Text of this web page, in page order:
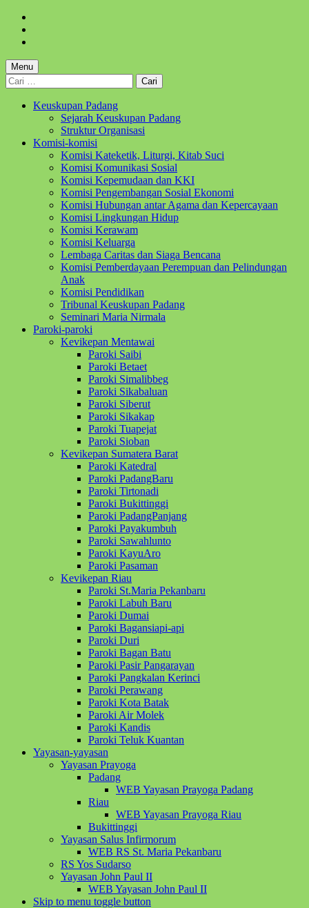
content
footer
Menu
Cari
untuk:
Keuskupan Padang
Sejarah Keuskupan Padang
Struktur Organisasi
Komisi-komisi
Komisi Kateketik, Liturgi, Kitab Suci
Komisi Komunikasi Sosial
Komisi Kepemudaan dan KKI
Komisi Pengembangan Sosial Ekonomi
Komisi Hubungan antar Agama dan Kepercayaan
Komisi Lingkungan Hidup
Komisi Kerawam
Komisi Keluarga
Lembaga Caritas dan Siaga Bencana
Komisi Pemberdayaan Perempuan dan Pelindungan
Anak
Komisi Pendidikan
Tribunal Keuskupan Padang
Seminari Maria Nirmala
Paroki-paroki
Kevikepan Mentawai
Paroki Saibi
Paroki Betaet
Paroki Simalibbeg
Paroki Sikabaluan
Paroki Siberut
Paroki Sikakap
Paroki Tuapejat
Paroki Sioban
Kevikepan Sumatera Barat
Paroki Katedral
Paroki PadangBaru
Paroki Tirtonadi
Paroki Bukittinggi
Paroki PadangPanjang
Paroki Payakumbuh
Paroki Sawahlunto
Paroki KayuAro
Paroki Pasaman
Kevikepan Riau
Paroki St.Maria Pekanbaru
Paroki Labuh Baru
Paroki Dumai
Paroki Bagansiapi-api
Paroki Duri
Paroki Bagan Batu
Paroki Pasir Pangarayan
Paroki Pangkalan Kerinci
Paroki Perawang
Paroki Kota Batak
Paroki Air Molek
Paroki Kandis
Paroki Teluk Kuantan
Yayasan-yayasan
Yayasan Prayoga
Padang
WEB Yayasan Prayoga Padang
Riau
WEB Yayasan Prayoga Riau
Bukittinggi
Yayasan Salus Infirmorum
WEB RS St. Maria Pekanbaru
RS Yos Sudarso
Yayasan John Paul II
WEB Yayasan John Paul II
Skip to menu toggle button